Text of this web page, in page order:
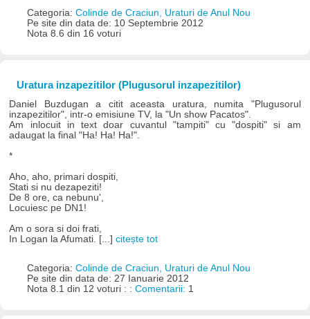
Categoria: Colinde de Craciun, Uraturi de Anul Nou
Pe site din data de: 10 Septembrie 2012
Nota 8.6 din 16 voturi
Uratura inzapezitilor (Plugusorul inzapezitilor)
Daniel Buzdugan a citit aceasta uratura, numita "Plugusorul
inzapezitilor", intr-o emisiune TV, la "Un show Pacatos".
Am inlocuit in text doar cuvantul "tampiti" cu "dospiti" si am
adaugat la final "Ha! Ha! Ha!".
*
Aho, aho, primari dospiti,
Stati si nu dezapeziti!
De 8 ore, ca nebunu',
Locuiesc pe DN1!
Am o sora si doi frati,
In Logan la Afumati. [...]citește tot
Categoria: Colinde de Craciun, Uraturi de Anul Nou
Pe site din data de: 27 Ianuarie 2012
Nota 8.1 din 12 voturi : : Comentarii: 1